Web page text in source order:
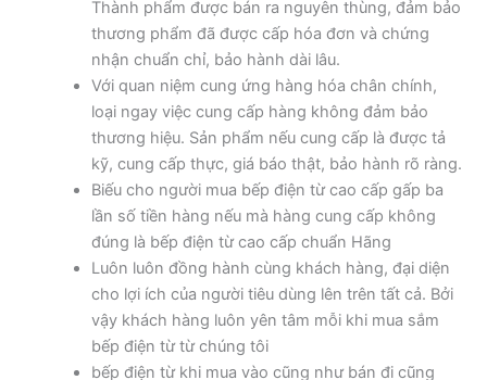
Thành phẩm được bán ra nguyên thùng, đảm bảo
thương phẩm đã được cấp hóa đơn và chứng
nhận chuẩn chỉ, bảo hành dài lâu.
Với quan niệm cung ứng hàng hóa chân chính,
loại ngay việc cung cấp hàng không đảm bảo
thương hiệu. Sản phẩm nếu cung cấp là được tả
kỹ, cung cấp thực, giá báo thật, bảo hành rõ ràng.
Biếu cho người mua bếp điện từ cao cấp gấp ba
lần số tiền hàng nếu mà hàng cung cấp không
đúng là bếp điện từ cao cấp chuẩn Hãng
Luôn luôn đồng hành cùng khách hàng, đại diện
cho lợi ích của người tiêu dùng lên trên tất cả. Bởi
vậy khách hàng luôn yên tâm mỗi khi mua sắm
bếp điện từ từ chúng tôi
bếp điện từ khi mua vào cũng như bán đi cũng